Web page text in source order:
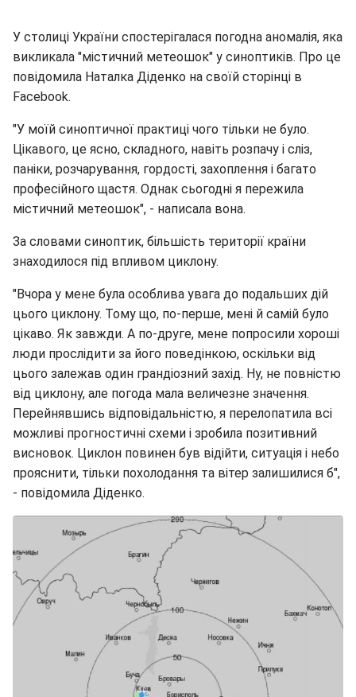
У столиці України спостерігалася погодна аномалія, яка
викликала "містичний метеошок" у синоптиків. Про це
повідомила Наталка Діденко на своїй сторінці в
Facebook.
"У моїй синоптичної практиці чого тільки не було.
Цікавого, це ясно, складного, навіть розпачу і сліз,
паніки, розчарування, гордості, захоплення і багато
професійного щастя. Однак сьогодні я пережила
містичний метеошок", - написала вона.
За словами синоптик, більшість території країни
знаходилося під впливом циклону.
"Вчора у мене була особлива увага до подальших дій
цього циклону. Тому що, по-перше, мені й самій було
цікаво. Як завжди. А по-друге, мене попросили хороші
люди прослідити за його поведінкою, оскільки від
цього залежав один грандіозний захід. Ну, не повністю
від циклону, але погода мала величезне значення.
Перейнявшись відповідальністю, я перелопатила всі
можливі прогностичні схеми і зробила позитивний
висновок. Циклон повинен був відійти, ситуація і небо
прояснити, тільки похолодання та вітер залишилися б",
- повідомила Діденко.